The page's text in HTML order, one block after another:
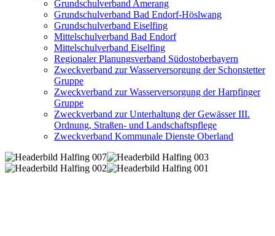
Grundschulverband Amerang
Grundschulverband Bad Endorf-Höslwang
Grundschulverband Eiselfing
Mittelschulverband Bad Endorf
Mittelschulverband Eiselfing
Regionaler Planungsverband Südostoberbayern
Zweckverband zur Wasserversorgung der Schonstetter
Gruppe
Zweckverband zur Wasserversorgung der Harpfinger
Gruppe
Zweckverband zur Unterhaltung der Gewässer III.
Ordnung, Straßen- und Landschaftspflege
Zweckverband Kommunale Dienste Oberland